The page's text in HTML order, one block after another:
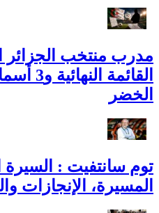
مدرب منتخب الجزائر
الخضر
توم سانتفيت : السيرة
المسيرة، الإنجازات